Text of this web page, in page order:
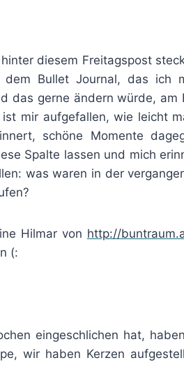
diesem Freitagspost
Bullet Journal, das ich
das gerne ändern würde, am
mir aufgefallen, wie leicht
schöne Momente
Spalte lassen und mich
was waren in der
Hilmar von http://
(:
eingeschlichen hat,
wir haben Kerzen